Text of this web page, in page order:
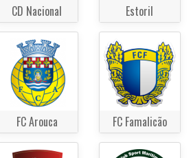
CD Nacional Estoril
FC Arouca FC Famalicão